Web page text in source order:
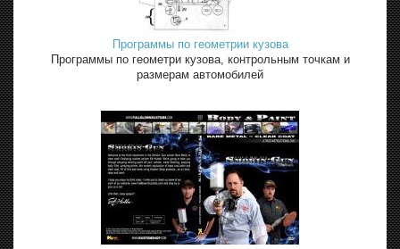
Программы по геометрии кузова
Программы по геометри кузова, контрольным точкам и
размерам автомобилей